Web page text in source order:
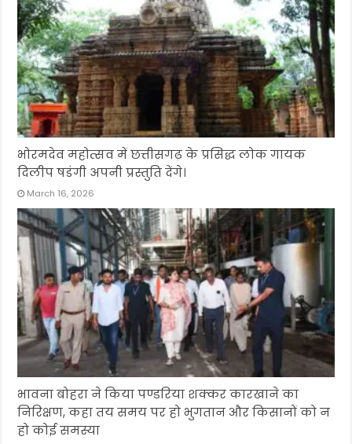
भोरमदेव महोत्सव में छत्तीसगढ़ के प्रसिद्ध लोक गायक
दिलीप षडंगी अपनी प्रस्तुति देंगे।
March 16, 2026
भावना बोहरा ने किया पण्डरिया शक्कर कारखाने का
निरिक्षण, कहा तय समय पर हो भुगतान और किसानों को न
हो कोई समस्या